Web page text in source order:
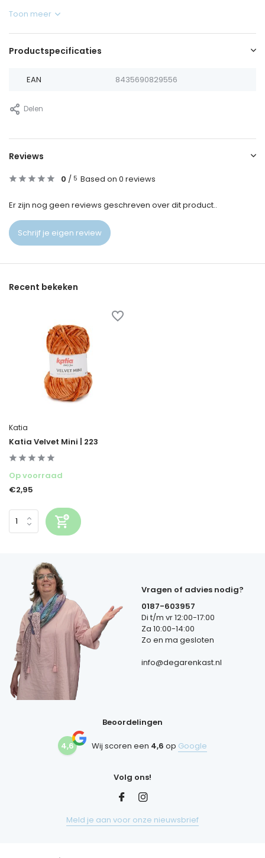
Toon meer
Productspecificaties
EAN 8435690829556
Delen
Reviews
0 / 5 Based on 0 reviews
Er zijn nog geen reviews geschreven over dit product..
Schrijf je eigen review
Recent bekeken
Katia
Katia Velvet Mini | 223
Op voorraad
€2,95
Vragen of advies nodig?
0187-603957
Di t/m vr 12:00-17:00
Za 10:00-14:00
Zo en ma gesloten
info@degarenkast.nl
Beoordelingen
4,6 Wij scoren een 4,6 op Google
Volg ons!
Meld je aan voor onze nieuwsbrief